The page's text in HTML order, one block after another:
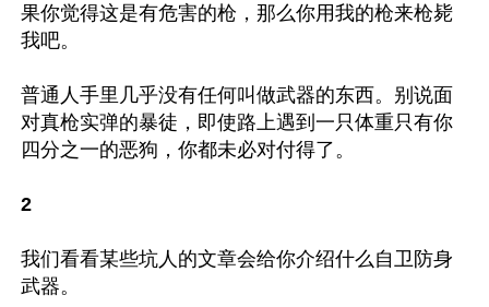
果你觉得这是有危害的枪，那么你用我的枪来枪毙
我吧。
普通人手里几乎没有任何叫做武器的东西。别说面
对真枪实弹的暴徒，即使路上遇到一只体重只有你
四分之一的恶狗，你都未必对付得了。
2
我们看看某些坑人的文章会给你介绍什么自卫防身
武器。